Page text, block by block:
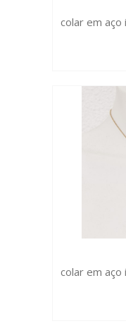
colar em aço
colar em aço